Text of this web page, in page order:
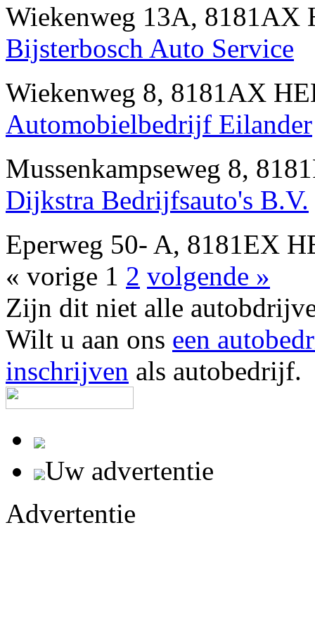
Wiekenweg 13A, 8181AX
Bijsterbosch Auto Service
Wiekenweg 8, 8181AX
Automobielbedrijf Eilander
Mussenkampseweg 8,
Dijkstra Bedrijfsauto's B.V.
Eperweg 50- A, 8181EX
« vorige 1 2 volgende »
Zijn dit niet alle
Wilt u aan ons een
inschrijven als autobedrijf.
Uw advertentie
Advertentie